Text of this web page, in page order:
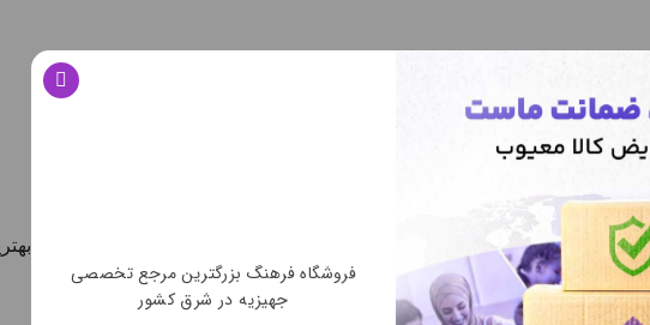
خرید با بهترین قیمت از فروشگاه فرهنگ روی دسته‌بندی موردنظر کلیک کرده و
فروشگاه فرهنگ بزرگترین مرجع تخصصی
جهیزیه در شرق کشور